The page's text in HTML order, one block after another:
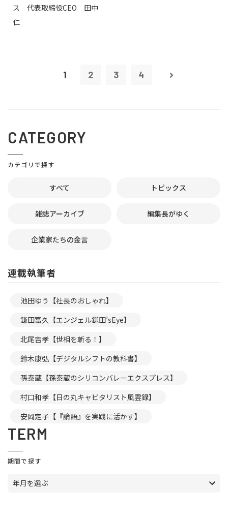
ス 代表取締役CEO 田中
仁
1 2 3 4
CATEGORY
カテゴリで探す
すべて トピックス
雑誌アーカイブ 編集長がゆく
企業家たちの金言
連載執筆者
池田ゆう【社長のおしゃれ】
鎌田富久【エンジェル鎌田’sEye】
北尾吉孝【世相を斬る！】
鈴木康弘【デジタルシフトの教科書】
孫泰蔵【孫泰蔵のシリコンバレーエクスプレス】
村口和孝【日の丸キャピタリスト風雲録】
安岡定子【『論語』を実践に活かす】
TERM
期間で探す
年月を選ぶ